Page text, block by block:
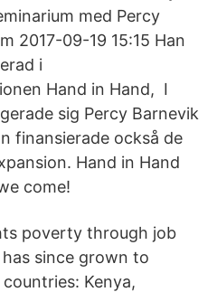
med Percy
2017-09-19 15:15 Han
i
Hand in Hand, I
sig Percy Barnevik
finansierade också de
Hand in Hand
come!
poverty through job
since grown to
Kenya,